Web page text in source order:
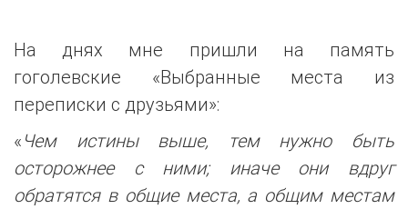
На днях мне пришли на память
гоголевские «Выбранные места из
переписки с друзьями»:
« Чем истины выше, тем нужно быть
осторожнее с ними; иначе они вдруг
обратятся в общие места, а общим местам